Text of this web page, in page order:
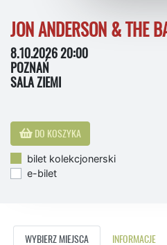
JON ANDERSON & THE
8.10.2026 20:00
POZNAŃ
SALA ZIEMI
DO KOSZYKA
bilet kolekcjonerski
e-bilet
WYBIERZ MIEJSCA INFORMACJE